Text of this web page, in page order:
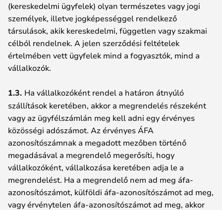
(kereskedelmi ügyfelek) olyan természetes vagy jogi
személyek, illetve jogképességgel rendelkező
társulások, akik kereskedelmi, független vagy szakmai
célból rendelnek. A jelen szerződési feltételek
értelmében vett ügyfelek mind a fogyasztók, mind a
vállalkozók.
1.3. Ha vállalkozóként rendel a határon átnyúló
szállítások keretében, akkor a megrendelés részeként
vagy az ügyfélszámlán meg kell adni egy érvényes
közösségi adószámot. Az érvényes ÁFA
azonosítószámnak a megadott mezőben történő
megadásával a megrendelő megerősíti, hogy
vállalkozóként, vállalkozása keretében adja le a
megrendelést. Ha a megrendelő nem ad meg áfa-
azonosítószámot, külföldi áfa-azonosítószámot ad meg,
vagy érvénytelen áfa-azonosítószámot ad meg, akkor